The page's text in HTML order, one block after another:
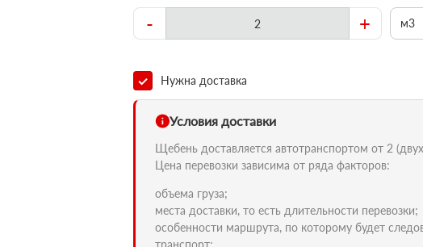
- + м3
Нужна доставка
Условия доставки
Щебень доставляется автотранспортом от 2
Цена перевозки зависима от ряда факторов:
объема груза;
места доставки, то есть длительности перевозки;
особенности маршрута, по которому будет
транспорт;